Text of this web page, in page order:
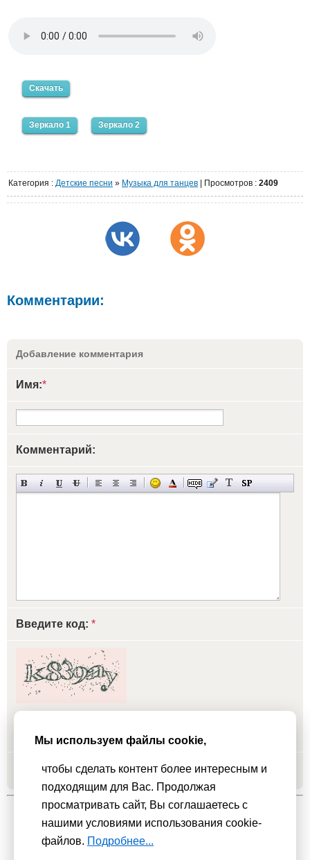
Скачать
Зеркало 1 Зеркало 2
Категория : Детские песни » Музыка для танцев Просмотров : 2409
Комментарии:
Добавление комментария
Имя:*
Комментарий:
Введите код: *
Добавить
Мы используем файлы cookie,
чтобы сделать контент более интересным и
подходящим для Вас. Продолжая
просматривать сайт, Вы соглашаетесь с
нашими условиями использования cookie-
файлов. Подробнее...